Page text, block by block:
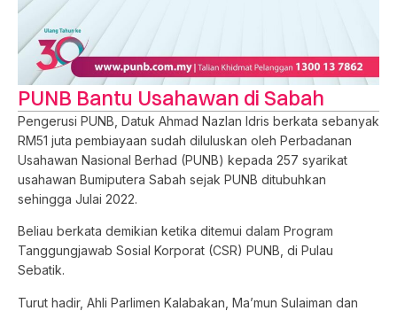
PUNB Bantu Usahawan di Sabah
Pengerusi PUNB, Datuk Ahmad Nazlan Idris berkata sebanyak
RM51 juta pembiayaan sudah diluluskan oleh Perbadanan
Usahawan Nasional Berhad (PUNB) kepada 257 syarikat
usahawan Bumiputera Sabah sejak PUNB ditubuhkan
sehingga Julai 2022.
Beliau berkata demikian ketika ditemui dalam Program
Tanggungjawab Sosial Korporat (CSR) PUNB, di Pulau
Sebatik.
Turut hadir, Ahli Parlimen Kalabakan, Ma’mun Sulaiman dan